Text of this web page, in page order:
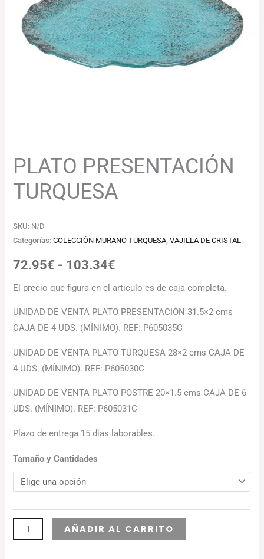
PLATO PRESENTACIÓN
TURQUESA
SKU: N/D
Categorías:COLECCIÓN MURANO TURQUESA ,VAJILLA DE CRISTAL
72.95€ - 103.34€
72.95€
hasta
103.34€
El precio que figura en el articulo es de caja completa.
UNIDAD DE VENTA PLATO PRESENTACIÓN 31.5×2 cms
CAJA DE 4 UDS. (MÍNIMO). REF: P605035C
UNIDAD DE VENTA PLATO TURQUESA 28×2 cms CAJA DE
4 UDS. (MÍNIMO). REF: P605030C
UNIDAD DE VENTA PLATO POSTRE 20×1.5 cms CAJA DE 6
UDS. (MÍNIMO). REF: P605031C
Plazo de entrega 15 días laborables.
Tamaño y Cantidades
AÑADIR AL CARRITO